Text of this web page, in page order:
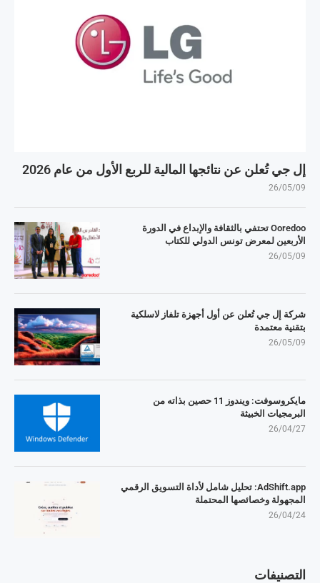
إل جي تُعلن عن نتائجها المالية للربع الأول من عام 2026
26/05/09
Ooredoo تحتفي بالثقافة والإبداع في الدورة
الأربعين لمعرض تونس الدولي للكتاب
26/05/09
شركة إل جي تُعلن عن أول أجهزة تلفاز لاسلكية
بتقنية معتمدة
26/05/09
مايكروسوفت: ويندوز 11 حصين بذاته من
البرمجيات الخبيثة
26/04/27
AdShift.app: تحليل شامل لأداة التسويق الرقمي
المجهولة وخصائصها المحتملة
26/04/24
التصنيفات